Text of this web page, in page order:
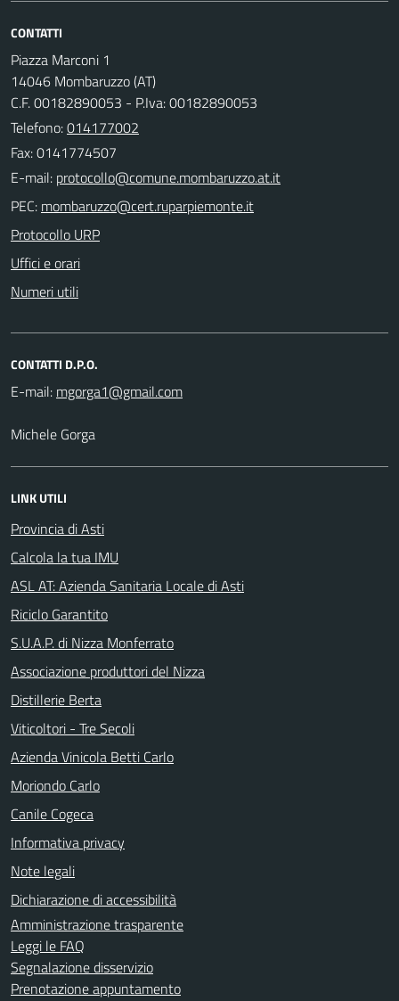
CONTATTI
Piazza Marconi 1
14046 Mombaruzzo (AT)
C.F. 00182890053 - P.Iva: 00182890053
Telefono:014177002
Fax: 0141774507
E-mail:
PEC:
Protocollo URP
Uffici e orari
Numeri utili
CONTATTI D.P.O.
E-mail:
Michele Gorga
LINK UTILI
Provincia di Asti
Calcola la tua IMU
ASL AT: Azienda Sanitaria Locale di Asti
Riciclo Garantito
S.U.A.P. di Nizza Monferrato
Associazione produttori del Nizza
Distillerie Berta
Viticoltori - Tre Secoli
Azienda Vinicola Betti Carlo
Moriondo Carlo
Canile Cogeca
Informativa privacy
Note legali
Dichiarazione di accessibilità
Amministrazione trasparente
Leggi le FAQ
Segnalazione disservizio
Prenotazione appuntamento